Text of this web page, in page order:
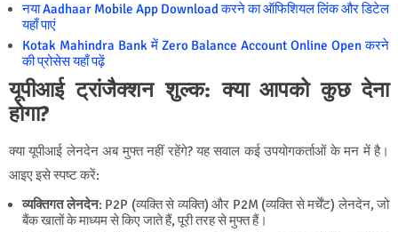
नया Aadhaar Mobile App Download करने का ऑफिशियल लिंक और डिटेल
यहाँ पाएं
Kotak Mahindra Bank में Zero Balance Account Online Open करने
की प्रोसेस यहाँ पढ़ें
यूपीआई ट्रांजैक्शन शुल्क: क्या आपको कुछ देना
होगा?
क्या यूपीआई लेनदेन अब मुफ्त नहीं रहेंगे? यह सवाल कई उपयोगकर्ताओं के मन में है।
आइए इसे स्पष्ट करें:
व्यक्तिगत लेनदेन: P2P (व्यक्ति से व्यक्ति) और P2M (व्यक्ति से मर्चेंट) लेनदेन, जो
बैंक खातों के माध्यम से किए जाते हैं, पूरी तरह से मुफ्त हैं।